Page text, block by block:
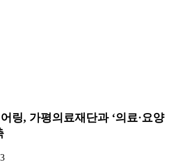
링, 가평의료재단과 ‘의료·요양